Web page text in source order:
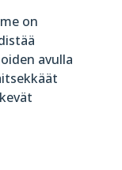
on
avulla